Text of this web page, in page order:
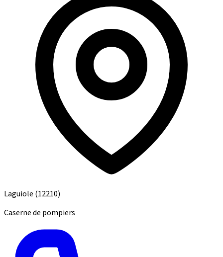
Laguiole (12210)
Caserne de pompiers